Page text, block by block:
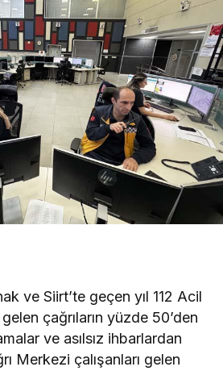
ve Siirt’te geçen yıl 112 Acil
çağrıların yüzde 50’den
ve asılsız ihbarlardan
Merkezi çalışanları gelen